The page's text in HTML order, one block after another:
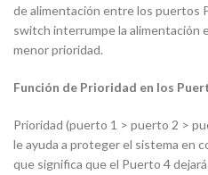
de alimentación entre los puertos
switch interrumpe la alimentación
menor prioridad.
Función de Prioridad en los
Prioridad (puerto 1 > puerto 2 >
le ayuda a proteger el sistema en
que significa que el Puerto 4